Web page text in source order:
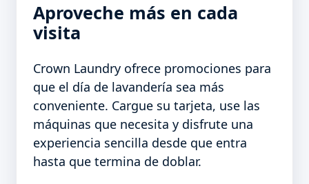
Aproveche más en cada
visita
Crown Laundry ofrece promociones para
que el día de lavandería sea más
conveniente. Cargue su tarjeta, use las
máquinas que necesita y disfrute una
experiencia sencilla desde que entra
hasta que termina de doblar.